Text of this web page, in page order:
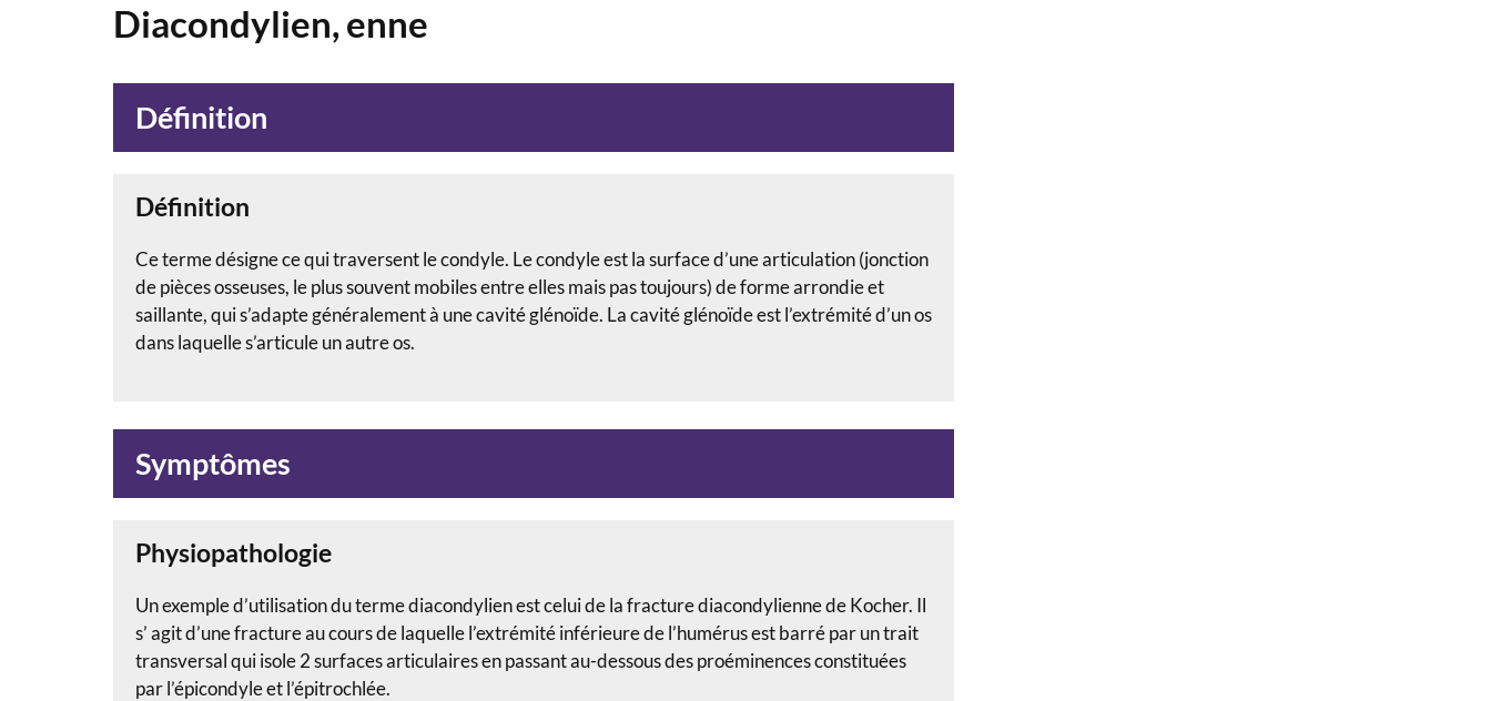
Diacondylien, enne
Définition
Définition
Ce terme désigne ce qui traversent le condyle. Le condyle est la surface d’une articulation (jonction
de pièces osseuses, le plus souvent mobiles entre elles mais pas toujours) de forme arrondie et
saillante, qui s’adapte généralement à une cavité glénoïde. La cavité glénoïde est l’extrémité d’un os
dans laquelle s’articule un autre os.
Symptômes
Physiopathologie
Un exemple d’utilisation du terme diacondylien est celui de la fracture diacondylienne de Kocher. Il
s’ agit d’une fracture au cours de laquelle l’extrémité inférieure de l’humérus est barré par un trait
transversal qui isole 2 surfaces articulaires en passant au-dessous des proéminences constituées
par l’épicondyle et l’épitrochlée.